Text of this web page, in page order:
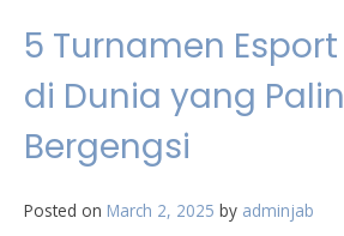
5 Turnamen
di Dunia yang
Bergengsi
Posted on March 2, 2025 by adminjab